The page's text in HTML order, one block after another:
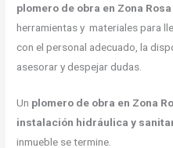
plomero de obra en Zona
herramientas y materiales para
con el personal adecuado, la
asesorar y despejar dudas.
Un plomero de obra en Zona
instalación hidráulica y
inmueble se termine.